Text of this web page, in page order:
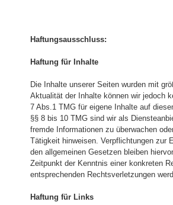
Haftungsausschluss:
Haftung für Inhalte
Die Inhalte unserer Seiten wurden mit
Aktualität der Inhalte können wir jedoch
7 Abs.1 TMG für eigene Inhalte auf
§§ 8 bis 10 TMG sind wir als
fremde Informationen zu überwachen
Tätigkeit hinweisen. Verpflichtungen zur
den allgemeinen Gesetzen bleiben
Zeitpunkt der Kenntnis einer konkreten
entsprechenden Rechtsverletzungen
Haftung für Links